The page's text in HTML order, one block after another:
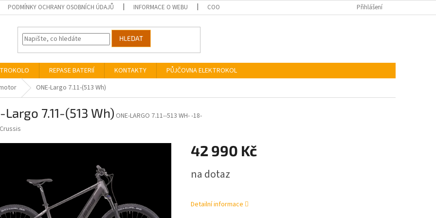
PODMÍNKY OCHRANY OSOBNÍCH ÚDAJŮ INFORMACE O WEBU COOKIES Přihlášení
HLEDAT
REPASE BATERIÍ KONTAKTY
PŮJČOVNA ELEKTROKOL
ONE-Largo 7.11-(513 Wh)
Largo 7.11-(513 Wh) ONE-LARGO 7.11--513 WH- -18-
Crussis
42 990 Kč
cena:
na dotaz
Detailní informace